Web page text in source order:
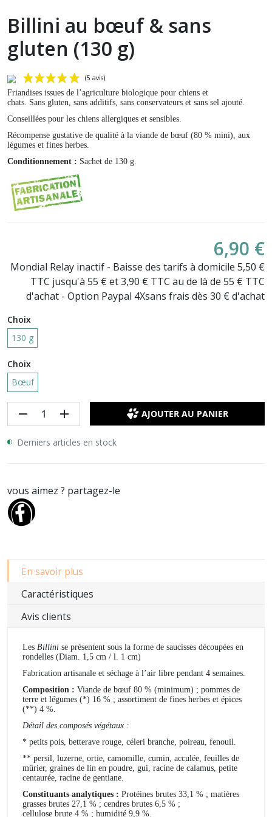
Billini au bœuf & sans
gluten (130 g)
Friandises issues de l’agriculture biologique pour chiens et
chats. Sans gluten, sans additifs, sans conservateurs et sans sel ajouté.
Conseillées pour les chiens allergiques et sensibles.
Récompense gustative de qualité à la viande de bœuf (80 % mini), aux
légumes et fines herbes.
Conditionnement : Sachet de 130 g.
6,90 €
Mondial Relay inactif - Baisse des tarifs à domicile 5,50 €
TTC jusqu'à 55 € et 3,90 € TTC au de là de 55 € TTC
d'achat - Option Paypal 4Xsans frais dès 30 € d'achat
Choix
130 g
Choix
Bœuf
remove add AJOUTER AU PANIER
Derniers articles en stock
vous aimez ? partagez-le
En savoir plus
Caractéristiques
Avis clients
Les Billini se présentent sous la forme de saucisses découpées en
rondelles (Diam. 1,5 cm / l. 1 cm)
Fabrication artisanale et séchage à l’air libre pendant 4 semaines.
Composition : Viande de bœuf 80 % (minimum) ; pommes de
terre et légumes (*) 16 % ; assortiment de fines herbes et épices
(**) 4 %.
Détail des composés végétaux :
* petits pois, betterave rouge, céleri branche, poireau, fenouil.
** persil, luzerne, ortie, camomille, cumin, acculée, feuilles de
mûrier, graines de lin en poudre, gui, racine de calamus, petite
centaurée, racine de gentiane.
Constituants analytiques : Protéines brutes 33,1 % ; matières
grasses brutes 27,1 % ; cendres brutes 6,5 % ;
cellulose brute 4 % ; humidité 9,9 %.